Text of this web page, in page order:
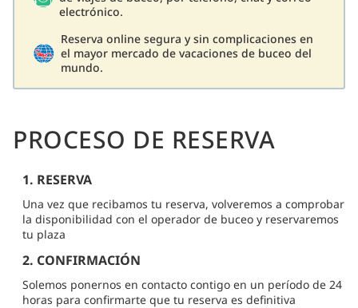
electrónico.
Reserva online segura y sin complicaciones en
el mayor mercado de vacaciones de buceo del
mundo.
PROCESO DE RESERVA
1. RESERVA
Una vez que recibamos tu reserva, volveremos a comprobar
la disponibilidad con el operador de buceo y reservaremos
tu plaza
2. CONFIRMACIÓN
Solemos ponernos en contacto contigo en un período de 24
horas para confirmarte que tu reserva es definitiva